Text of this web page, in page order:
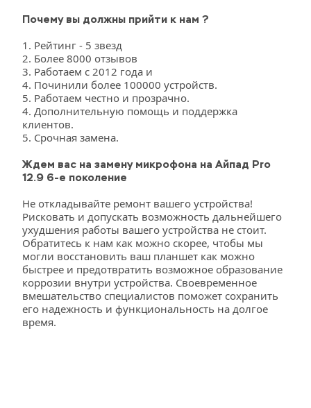
Почему вы должны прийти к нам ?
1. Рейтинг - 5 звезд
2. Более 8000 отзывов
3. Работаем с 2012 года и
4. Починили более 100000 устройств.
5. Работаем честно и прозрачно.
4. Дополнительную помощь и поддержка
клиентов.
5. Срочная замена.
Ждем вас на замену микрофона на Айпад Pro
12.9 6-е поколение
Не откладывайте ремонт вашего устройства!
Рисковать и допускать возможность дальнейшего
ухудшения работы вашего устройства не стоит.
Обратитесь к нам как можно скорее, чтобы мы
могли восстановить ваш планшет как можно
быстрее и предотвратить возможное образование
коррозии внутри устройства. Своевременное
вмешательство специалистов поможет сохранить
его надежность и функциональность на долгое
время.